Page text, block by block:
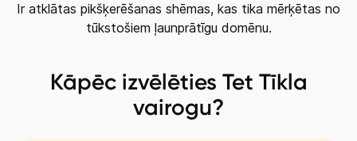
Ir atklātas pikšķerēšanas shēmas, kas tika mērķētas no
tūkstošiem ļaunprātīgu domēnu.
Kāpēc izvēlēties Tet Tīkla
vairogu?